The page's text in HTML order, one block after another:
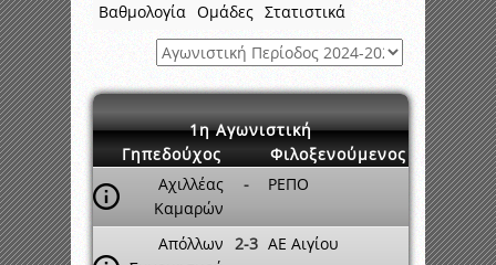
Βαθμολογία Ομάδες Στατιστικά
1η Αγωνιστική
Γηπεδούχος
Φιλοξενούμενος
Αχιλλέας
Καμαρών
- ΡΕΠΟ
Απόλλων 2-3 ΑΕ Αιγίου